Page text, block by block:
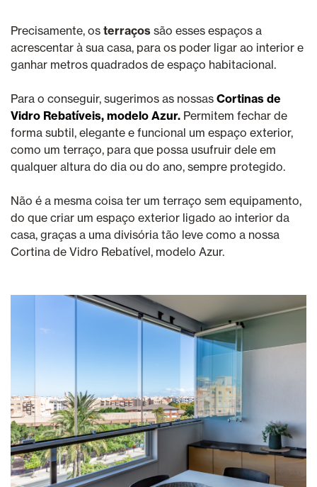
Precisamente, os terraços são esses espaços a
acrescentar à sua casa, para os poder ligar ao interior e
ganhar metros quadrados de espaço habitacional.
Para o conseguir, sugerimos as nossas Cortinas de
Vidro Rebatíveis, modelo Azur. Permitem fechar de
forma subtil, elegante e funcional um espaço exterior,
como um terraço, para que possa usufruir dele em
qualquer altura do dia ou do ano, sempre protegido.
Não é a mesma coisa ter um terraço sem equipamento,
do que criar um espaço exterior ligado ao interior da
casa, graças a uma divisória tão leve como a nossa
Cortina de Vidro Rebatível, modelo Azur.